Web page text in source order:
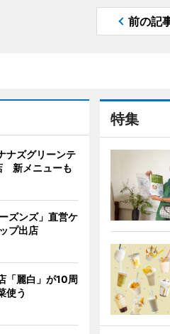
前の記
特集
ナズグリーンテ
新メニューも
ズンズ」直営ケ
プ出店
「麗白」が10周
使う